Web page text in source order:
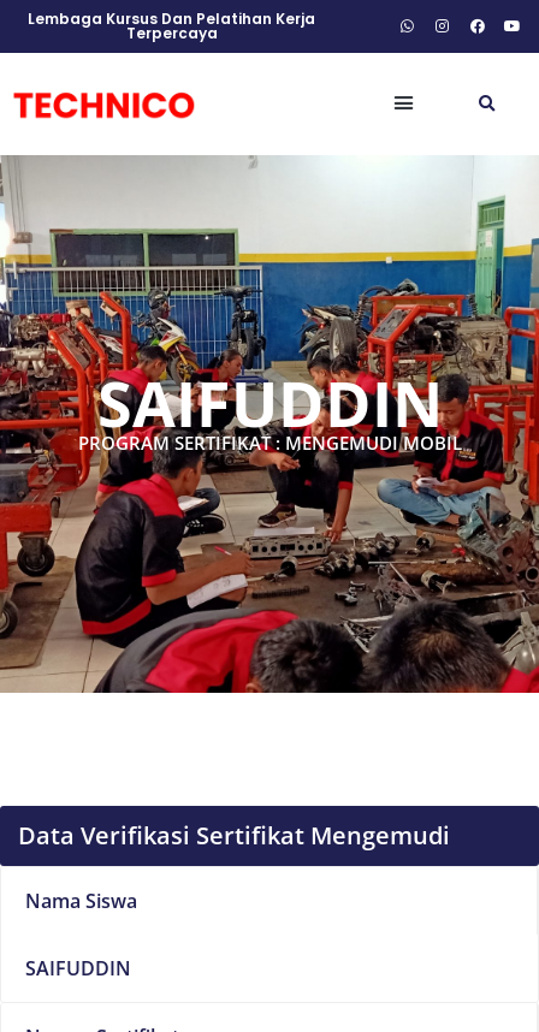
Lembaga Kursus Dan Pelatihan Kerja
Terpercaya
SAIFUDDIN
PROGRAM SERTIFIKAT : MENGEMUDI MOBIL
Data Verifikasi Sertifikat Mengemudi
Nama Siswa
SAIFUDDIN